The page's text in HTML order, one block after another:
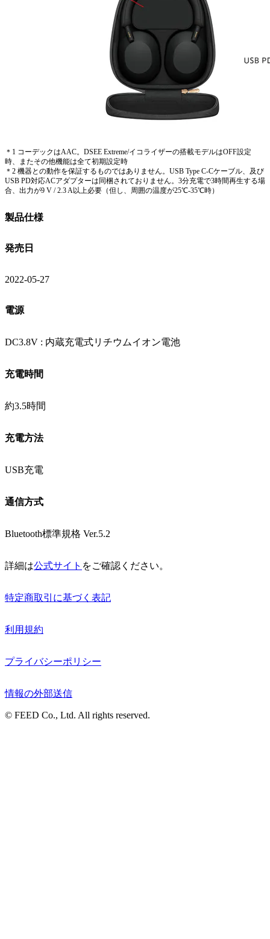
＊1 コーデックはAAC。DSEE Extreme/イコライザーの搭載モデルはOFF設定
時、またその他機能は全て初期設定時
＊2 機器との動作を保証するものではありません。USB Type C-Cケーブル、及び
USB PD対応ACアダプターは同梱されておりません。3分充電で3時間再生する場
合、出力が9 V / 2.3 A以上必要（但し、周囲の温度が25℃-35℃時）
製品仕様
発売日
2022-05-27
電源
DC3.8V : 内蔵充電式リチウムイオン電池
充電時間
約3.5時間
充電方法
USB充電
通信方式
Bluetooth標準規格 Ver.5.2
詳細は公式サイト をご確認ください。
特定商取引に基づく表記
利用規約
プライバシーポリシー
情報の外部送信
© FEED Co., Ltd. All rights reserved.